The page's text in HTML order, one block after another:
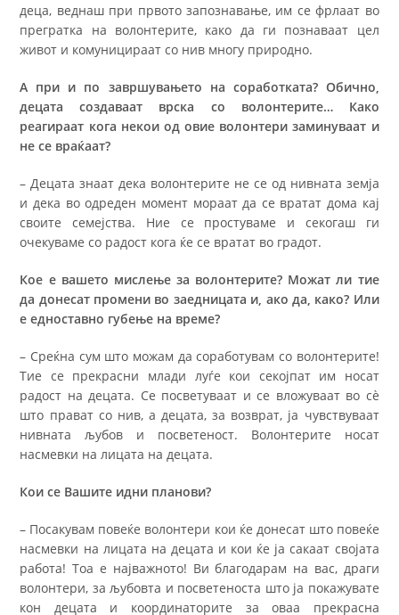
деца, веднаш при првото запознавање, им се фрлаат во
прегратка на волонтерите, како да ги познаваат цел
живот и комуницираат со нив многу природно.
А при и по завршувањето на соработката? Обично,
децата создаваат врска со волонтерите… Како
реагираат кога некои од овие волонтери заминуваат и
не се враќаат?
– Децата знаат дека волонтерите не се од нивната земја
и дека во одреден момент мораат да се вратат дома кај
своите семејства. Ние се простуваме и секогаш ги
очекуваме со радост кога ќе се вратат во градот.
Кое е вашето мислење за волонтерите? Можат ли тие
да донесат промени во заедницата и, ако да, како? Или
е едноставно губење на време?
– Среќна сум што можам да соработувам со волонтерите!
Тие се прекрасни млади луѓе кои секојпат им носат
радост на децата. Се посветуваат и се вложуваат во сè
што прават со нив, а децата, за возврат, ја чувствуваат
нивната љубов и посветеност. Волонтерите носат
насмевки на лицата на децата.
Кои се Вашите идни планови?
– Посакувам повеќе волонтери кои ќе донесат што повеќе
насмевки на лицата на децата и кои ќе ја сакаат својата
работа! Тоа е најважното! Ви благодарам на вас, драги
волонтери, за љубовта и посветеноста што ја покажувате
кон децата и координаторите за оваа прекрасна